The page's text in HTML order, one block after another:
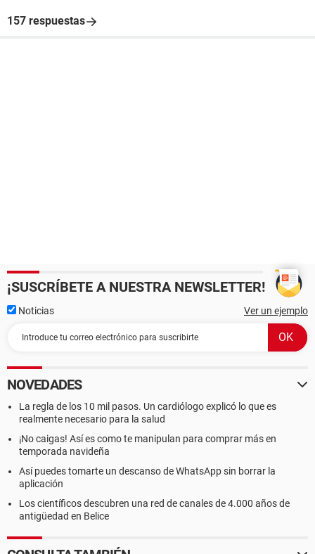
157 respuestas
¡SUSCRÍBETE A NUESTRA NEWSLETTER!
Noticias Ver un ejemplo
NOVEDADES
La regla de los 10 mil pasos. Un cardiólogo explicó lo que es
realmente necesario para la salud
¡No caigas! Así es como te manipulan para comprar más en
temporada navideña
Así puedes tomarte un descanso de WhatsApp sin borrar la
aplicación
Los científicos descubren una red de canales de 4.000 años de
antigüedad en Belice